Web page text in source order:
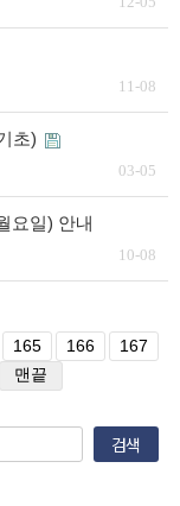
11-08
초)
03-05
요일) 안내
10-08
165 166
167
맨끝